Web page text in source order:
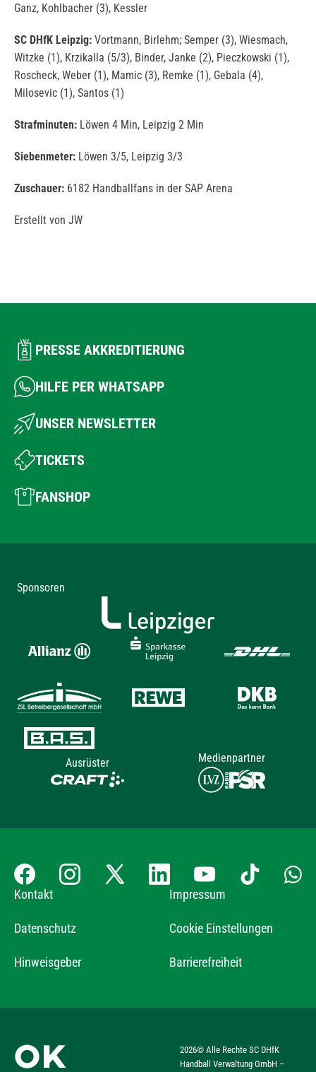
Ganz, Kohlbacher (3), Kessler
SC DHfK Leipzig: Vortmann, Birlehm; Semper (3), Wiesmach,
Witzke (1), Krzikalla (5/3), Binder, Janke (2), Pieczkowski (1),
Roscheck, Weber (1), Mamic (3), Remke (1), Gebala (4),
Milosevic (1), Santos (1)
Strafminuten: Löwen 4 Min, Leipzig 2 Min
Siebenmeter: Löwen 3/5, Leipzig 3/3
Zuschauer: 6182 Handballfans in der SAP Arena
Erstellt von JW
PRESSE AKKREDITIERUNG
HILFE PER WHATSAPP
UNSER NEWSLETTER
TICKETS
FANSHOP
Sponsoren
Ausrüster Medienpartner
Kontakt Impressum
Datenschutz Cookie Einstellungen
Hinweisgeber Barrierefreiheit
2026© Alle Rechte SC DHfK
Handball Verwaltung GmbH –